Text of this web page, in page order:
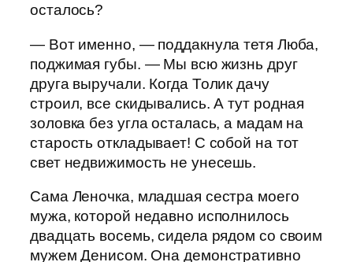
осталось?
— Вот именно, — поддакнула тетя Люба,
поджимая губы. — Мы всю жизнь друг
друга выручали. Когда Толик дачу
строил, все скидывались. А тут родная
золовка без угла осталась, а мадам на
старость откладывает! С собой на тот
свет недвижимость не унесешь.
Сама Леночка, младшая сестра моего
мужа, которой недавно исполнилось
двадцать восемь, сидела рядом со своим
мужем Денисом. Она демонстративно